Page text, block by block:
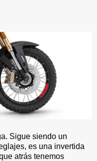
Sigue siendo un
es una invertida
atrás tenemos